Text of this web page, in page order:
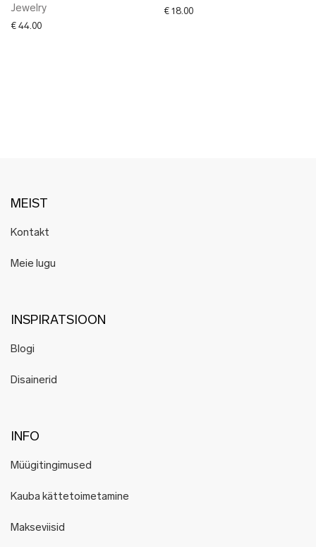
Jewelry
€ 44.00
€ 18.00
MEIST
Kontakt
Meie lugu
INSPIRATSIOON
Blogi
Disainerid
INFO
Müügitingimused
Kauba kättetoimetamine
Makseviisid